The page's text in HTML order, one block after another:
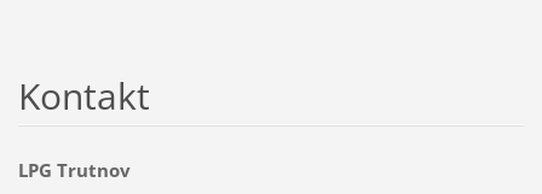
Kontakt
LPG Trutnov